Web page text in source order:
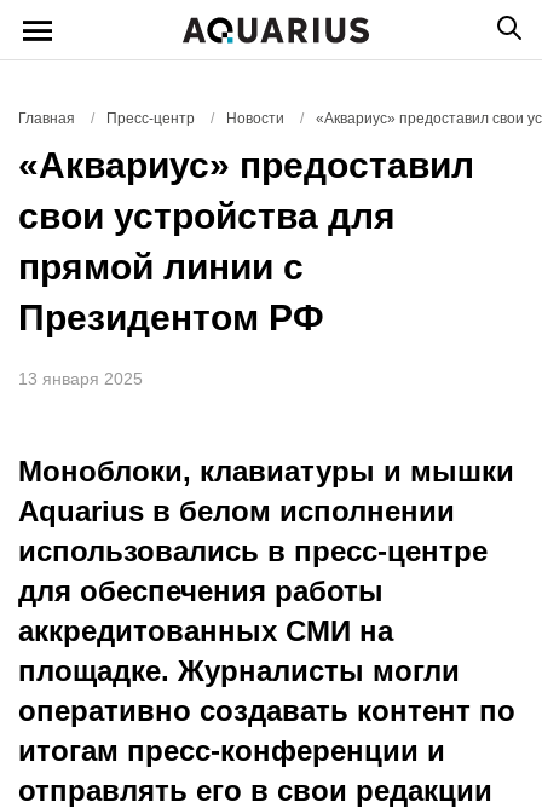
Главная / Пресс-центр / Новости / «Аквариус» предоставил свои
«Аквариус» предоставил
свои устройства для
прямой линии с
Президентом РФ
13 января 2025
Моноблоки, клавиатуры и мышки
Aquarius в белом исполнении
использовались в пресс-центре
для обеспечения работы
аккредитованных СМИ на
площадке. Журналисты могли
оперативно создавать контент по
итогам пресс-конференции и
отправлять его в свои редакции